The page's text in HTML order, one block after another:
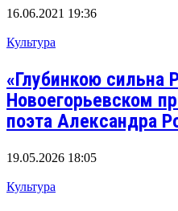
16.06.2021 19:36
Культура
«Глубинкою сильна
Новоегорьевском
поэта Александра
19.05.2026 18:05
Культура